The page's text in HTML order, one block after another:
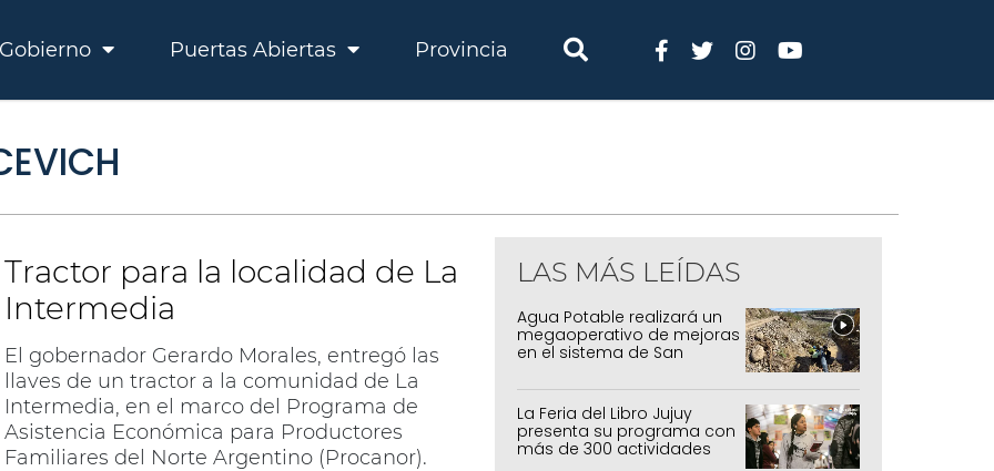
Gobierno Puertas Abiertas Provincia
Tractor para la localidad de La
Intermedia
El gobernador Gerardo Morales, entregó las
llaves de un tractor a la comunidad de La
Intermedia, en el marco del Programa de
Asistencia Económica para Productores
Familiares del Norte Argentino (Procanor).
LAS MÁS LEÍDAS
Agua Potable realizará un
megaoperativo de mejoras
en el sistema de San
La Feria del Libro Jujuy
presenta su programa con
más de 300 actividades